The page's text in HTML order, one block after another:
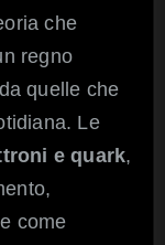
che
regno
quelle che
Le
e quark,
come